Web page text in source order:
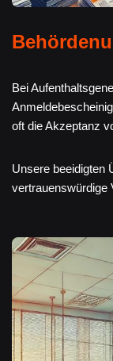
Bei
oft die Akzeptanz
Unsere beeidigten
vertrauenswürdige